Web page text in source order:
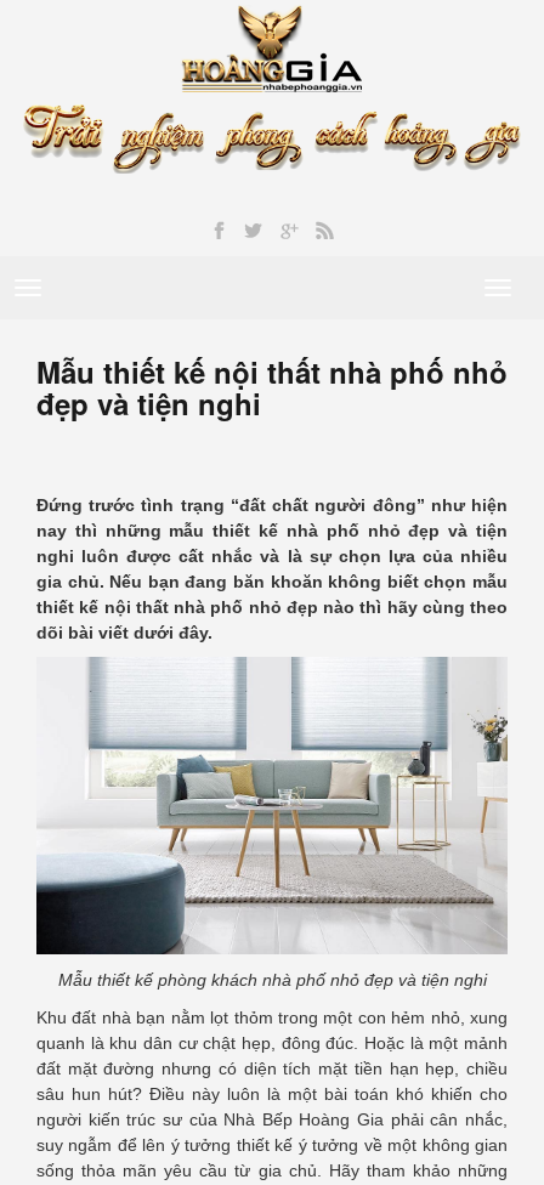
Mẫu thiết kế nội thất nhà phố nhỏ
đẹp và tiện nghi
Đứng trước tình trạng “đất chất người đông” như hiện
nay thì những mẫu thiết kế nhà phố nhỏ đẹp và tiện
nghi luôn được cất nhắc và là sự chọn lựa của nhiều
gia chủ. Nếu bạn đang băn khoăn không biết chọn mẫu
thiết kế nội thất nhà phố nhỏ đẹp nào thì hãy cùng theo
dõi bài viết dưới đây.
Mẫu thiết kế phòng khách nhà phố nhỏ đẹp và tiện nghi
Khu đất nhà bạn nằm lọt thỏm trong một con hẻm nhỏ, xung
quanh là khu dân cư chật hẹp, đông đúc. Hoặc là một mảnh
đất mặt đường nhưng có diện tích mặt tiền hạn hẹp, chiều
sâu hun hút? Điều này luôn là một bài toán khó khiến cho
người kiến trúc sư của Nhà Bếp Hoàng Gia phải cân nhắc,
suy ngẫm để lên ý tưởng thiết kế ý tưởng về một không gian
sống thỏa mãn yêu cầu từ gia chủ. Hãy tham khảo những